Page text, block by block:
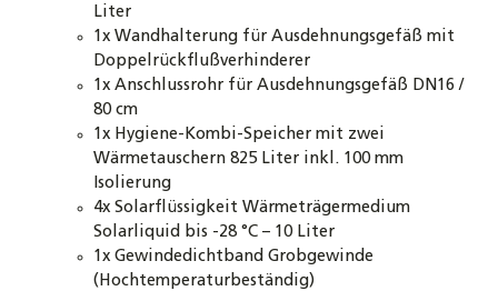
Liter
1x Wandhalterung für Ausdehnungsgefäß mit
Doppelrückflußverhinderer
1x Anschlussrohr für Ausdehnungsgefäß DN16 /
80 cm
1x Hygiene-Kombi-Speicher mit zwei
Wärmetauschern 825 Liter inkl. 100 mm
Isolierung
4x Solarflüssigkeit Wärmeträgermedium
Solarliquid bis -28 °C – 10 Liter
1x Gewindedichtband Grobgewinde
(Hochtemperaturbeständig)